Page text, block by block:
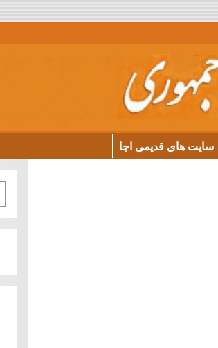
سایت های قدیمی اجا